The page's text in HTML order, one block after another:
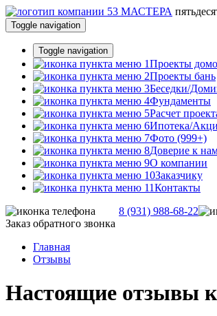
Toggle navigation
Toggle navigation
Проекты
Проекты бань
Беседки/
Фундаменты
Расчет
Ипотека/
Фото (999+)
Доверие к
О компании
Заказчику
Контакты
8 (931) 988-68-22
Заказ обратного звонка
Главная
Отзывы
Настоящие отзывы